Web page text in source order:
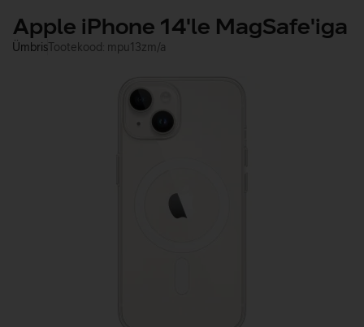
Apple iPhone 14'le MagSafe'iga
ÜmbrisTootekood: mpu13zm/a